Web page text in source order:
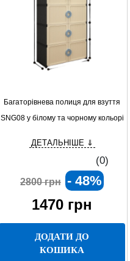
Багаторівнева полиця для взуття
SNG08 у білому та чорному кольорі
ДЕТАЛЬНІШЕ ⇓
(0)
2800 грн - 48%
1470 грн
ДОДАТИ ДО
КОШИКА